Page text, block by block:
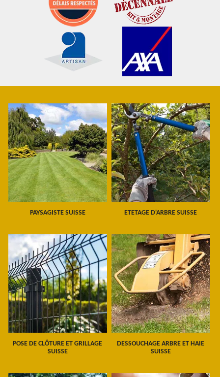
PAYSAGISTE SUISSE ETETAGE D'ARBRE SUISSE
POSE DE CLÔTURE ET GRILLAGE
SUISSE
DESSOUCHAGE ARBRE ET HAIE
SUISSE